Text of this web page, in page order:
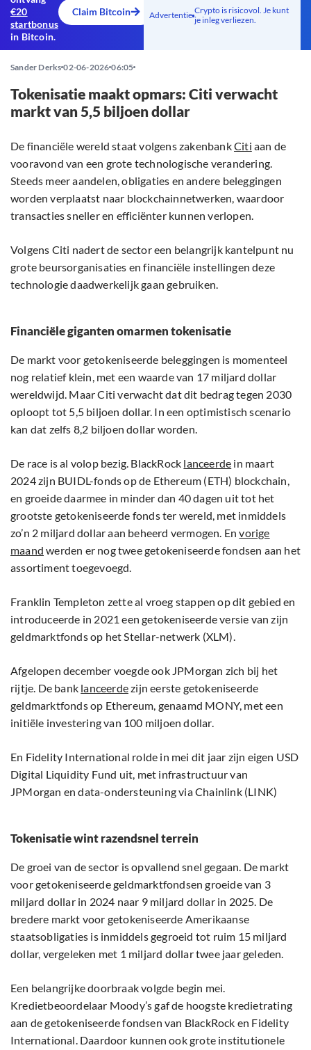
€20
startbonus
in Bitcoin.
Claim Bitcoin Advertentie Crypto is risicovol. Je kunt
je inleg verliezen.
Sander Derks 02-06-2026 06:05
Tokenisatie maakt opmars: Citi verwacht
markt van 5,5 biljoen dollar
De financiële wereld staat volgens zakenbankCiti aan de
vooravond van een grote technologische verandering.
Steeds meer aandelen, obligaties en andere beleggingen
worden verplaatst naar blockchainnetwerken, waardoor
transacties sneller en efficiënter kunnen verlopen.
Volgens Citi nadert de sector een belangrijk kantelpunt nu
grote beursorganisaties en financiële instellingen deze
technologie daadwerkelijk gaan gebruiken.
Financiële giganten omarmen tokenisatie
De markt voor getokeniseerde beleggingen is momenteel
nog relatief klein, met een waarde van 17 miljard dollar
wereldwijd. Maar Citi verwacht dat dit bedrag tegen 2030
oploopt tot 5,5 biljoen dollar. In een optimistisch scenario
kan dat zelfs 8,2 biljoen dollar worden.
De race is al volop bezig. BlackRock lanceerde in maart
2024 zijn BUIDL-fonds op de Ethereum (ETH) blockchain,
en groeide daarmee in minder dan 40 dagen uit tot het
grootste getokeniseerde fonds ter wereld, met inmiddels
zo’n 2 miljard dollar aan beheerd vermogen. Envorige
maand werden er nog twee getokeniseerde fondsen aan het
assortiment toegevoegd.
Franklin Templeton zette al vroeg stappen op dit gebied en
introduceerde in 2021 een getokeniseerde versie van zijn
geldmarktfonds op het Stellar-netwerk (XLM).
Afgelopen december voegde ook JPMorgan zich bij het
rijtje. De bank lanceerdezijn eerste getokeniseerde
geldmarktfonds op Ethereum, genaamd MONY, met een
initiële investering van 100 miljoen dollar.
En Fidelity International rolde in mei dit jaar zijn eigen USD
Digital Liquidity Fund uit, met infrastructuur van
JPMorgan en data-ondersteuning via Chainlink (LINK)
Tokenisatie wint razendsnel terrein
De groei van de sector is opvallend snel gegaan. De markt
voor getokeniseerde geldmarktfondsen groeide van 3
miljard dollar in 2024 naar 9 miljard dollar in 2025. De
bredere markt voor getokeniseerde Amerikaanse
staatsobligaties is inmiddels gegroeid tot ruim 15 miljard
dollar, vergeleken met 1 miljard dollar twee jaar geleden.
Een belangrijke doorbraak volgde begin mei.
Kredietbeoordelaar Moody’s gaf de hoogste kredietrating
aan de getokeniseerde fondsen van BlackRock en Fidelity
International. Daardoor kunnen ook grote institutionele